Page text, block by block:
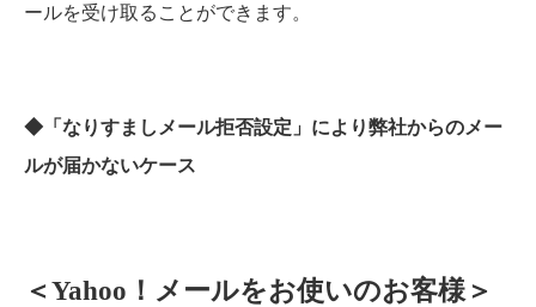
ールを受け取ることができます。
◆「なりすましメール拒否設定」により弊社からのメー
ルが届かないケース
＜Yahoo！メールをお使いのお客様＞